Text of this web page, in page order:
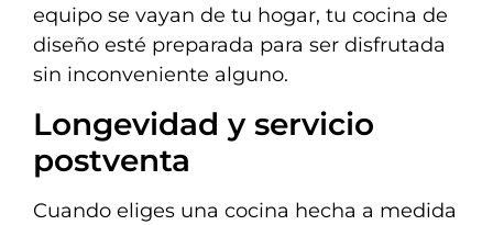
equipo se vayan de tu hogar, tu cocina de
diseño esté preparada para ser disfrutada
sin inconveniente alguno.
Longevidad y servicio
postventa
Cuando eliges una cocina hecha a medida